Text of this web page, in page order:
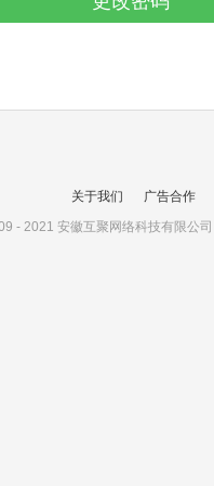
关于我们 广告合作
- 2021 安徽互聚网络科技有限公